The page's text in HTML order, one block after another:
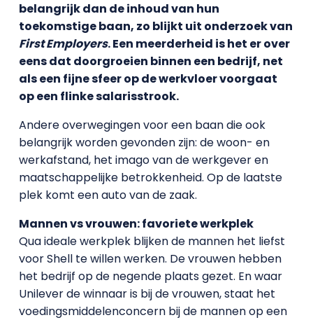
belangrijk dan de inhoud van hun
toekomstige baan, zo blijkt uit onderzoek van
First Employers. Een meerderheid is het er over
eens dat doorgroeien binnen een bedrijf, net
als een fijne sfeer op de werkvloer voorgaat
op een flinke salarisstrook.
Andere overwegingen voor een baan die ook
belangrijk worden gevonden zijn: de woon- en
werkafstand, het imago van de werkgever en
maatschappelijke betrokkenheid. Op de laatste
plek komt een auto van de zaak.
Mannen vs vrouwen: favoriete werkplek
Qua ideale werkplek blijken de mannen het liefst
voor Shell te willen werken. De vrouwen hebben
het bedrijf op de negende plaats gezet. En waar
Unilever de winnaar is bij de vrouwen, staat het
voedingsmiddelenconcern bij de mannen op een